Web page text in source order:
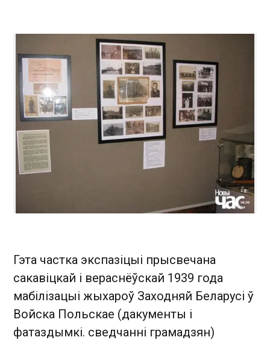
Гэта частка экспазіцыі прысвечана
сакавіцкай і вераснёўскай 1939 года
мабілізацыі жыхароў Заходняй Беларусі ў
Войска Польскае (дакументы і
фатаздымкі. сведчанні грамадзян)